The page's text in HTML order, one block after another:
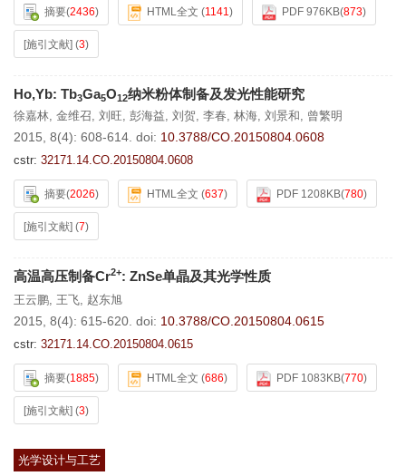
摘要(2436) HTML全文 (1141) PDF 976KB(873)
[施引文献] (3)
Ho,Yb: Tb3Ga5O12纳米粉体制备及发光性能研究
徐嘉林, 金维召, 刘旺, 彭海益, 刘贺, 李春, 林海, 刘景和, 曾繁明
2015, 8(4): 608-614. doi: 10.3788/CO.20150804.0608
cstr: 32171.14.CO.20150804.0608
摘要(2026) HTML全文 (637) PDF 1208KB(780)
[施引文献] (7)
高温高压制备Cr2+: ZnSe单晶及其光学性质
王云鹏, 王飞, 赵东旭
2015, 8(4): 615-620. doi: 10.3788/CO.20150804.0615
cstr: 32171.14.CO.20150804.0615
摘要(1885) HTML全文 (686) PDF 1083KB(770)
[施引文献] (3)
光学设计与工艺